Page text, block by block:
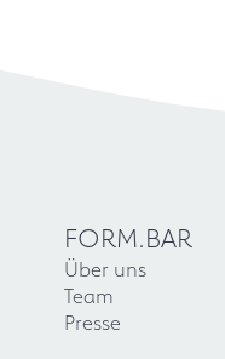
FORM.BAR
Über uns
Team
Presse